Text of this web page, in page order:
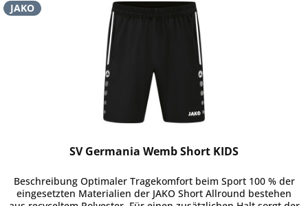
JAKO
SV Germania Wemb Short KIDS
Beschreibung Optimaler Tragekomfort beim Sport 100 % der
eingesetzten Materialien der JAKO Short Allround bestehen